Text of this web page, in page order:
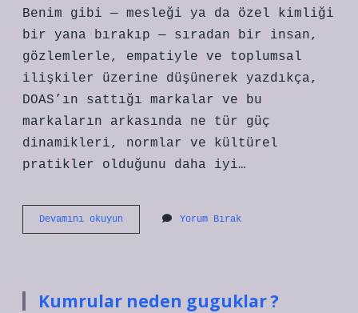
Benim gibi — mesleği ya da özel kimliği
bir yana bırakıp — sıradan bir insan,
gözlemlerle, empatiyle ve toplumsal
ilişkiler üzerine düşünerek yazdıkça,
DOAS’ın sattığı markalar ve bu
markaların arkasında ne tür güç
dinamikleri, normlar ve kültürel
pratikler olduğunu daha iyi…
Devamını okuyunDoas
hangi
Yorum Bırak
Kumrular neden guguklar ?